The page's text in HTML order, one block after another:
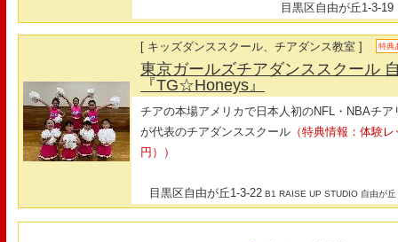
目黒区自由が丘1-3-19
[ キッズダンススクール、チアダンス教室 ] 特典
東京ガールズチアダンススクール
『TG☆Honeys』
チアの本場アメリカで日本人初のNFL・NBAチ
が代表のチアダンススクール （特典情報：体験
円））
目黒区自由が丘1-3-22 B1 RAISE UP STUDIO 自由が丘